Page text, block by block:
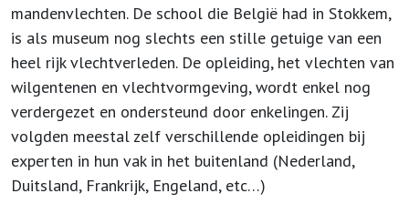
mandenvlechten. De school die België had in Stokkem,
is als museum nog slechts een stille getuige van een
heel rijk vlechtverleden. De opleiding, het vlechten van
wilgentenen en vlechtvormgeving, wordt enkel nog
verdergezet en ondersteund door enkelingen. Zij
volgden meestal zelf verschillende opleidingen bij
experten in hun vak in het buitenland (Nederland,
Duitsland, Frankrijk, Engeland, etc…)